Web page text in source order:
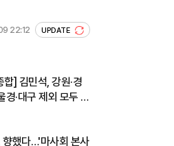
22:12 UPDATE
] 김민석, 강원·경
·대구 제외 모두 웃
향했다…'마사회 본사